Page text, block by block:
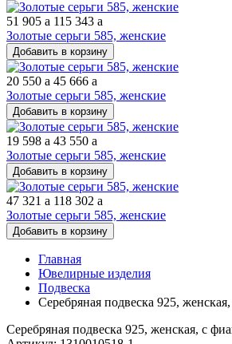
51 905 a 115 343 a
Золотые серьги 585, женские
Добавить в корзину
20 550 a 45 666 a
Золотые серьги 585, женские
Добавить в корзину
19 598 a 43 550 a
Золотые серьги 585, женские
Добавить в корзину
47 321 a 118 302 a
Золотые серьги 585, женские
Добавить в корзину
Главная
Ювелирные изделия
Подвеска
Серебряная подвеска 925,
Серебряная подвеска 925, женская, с